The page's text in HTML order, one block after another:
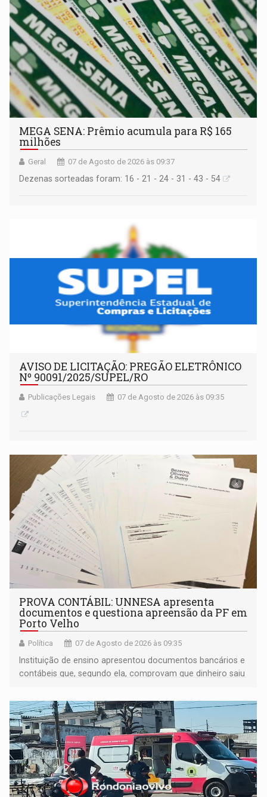
MEGA SENA: Prêmio acumula para R$ 165
milhões
Geral 07 de Agosto de 2026 às 09:37
Dezenas sorteadas foram: 16 - 21 - 24 - 31 - 43 - 54
AVISO DE LICITAÇÃO: PREGÃO ELETRÔNICO
Nº 90091/2025/SUPEL/RO
Publicações Legais 07 de Agosto de 2026 às 09:35
PROVA CONTÁBIL: UNNESA apresenta
documentos e questiona apreensão da PF em
Porto Velho
Política 07 de Agosto de 2026 às 09:35
Instituição de ensino apresentou documentos bancários e
contábeis que, segundo ela, comprovam que dinheiro saiu
apreendido quando já estava dentro da sede da entidade
— em pleno ano eleitoral em Rondônia